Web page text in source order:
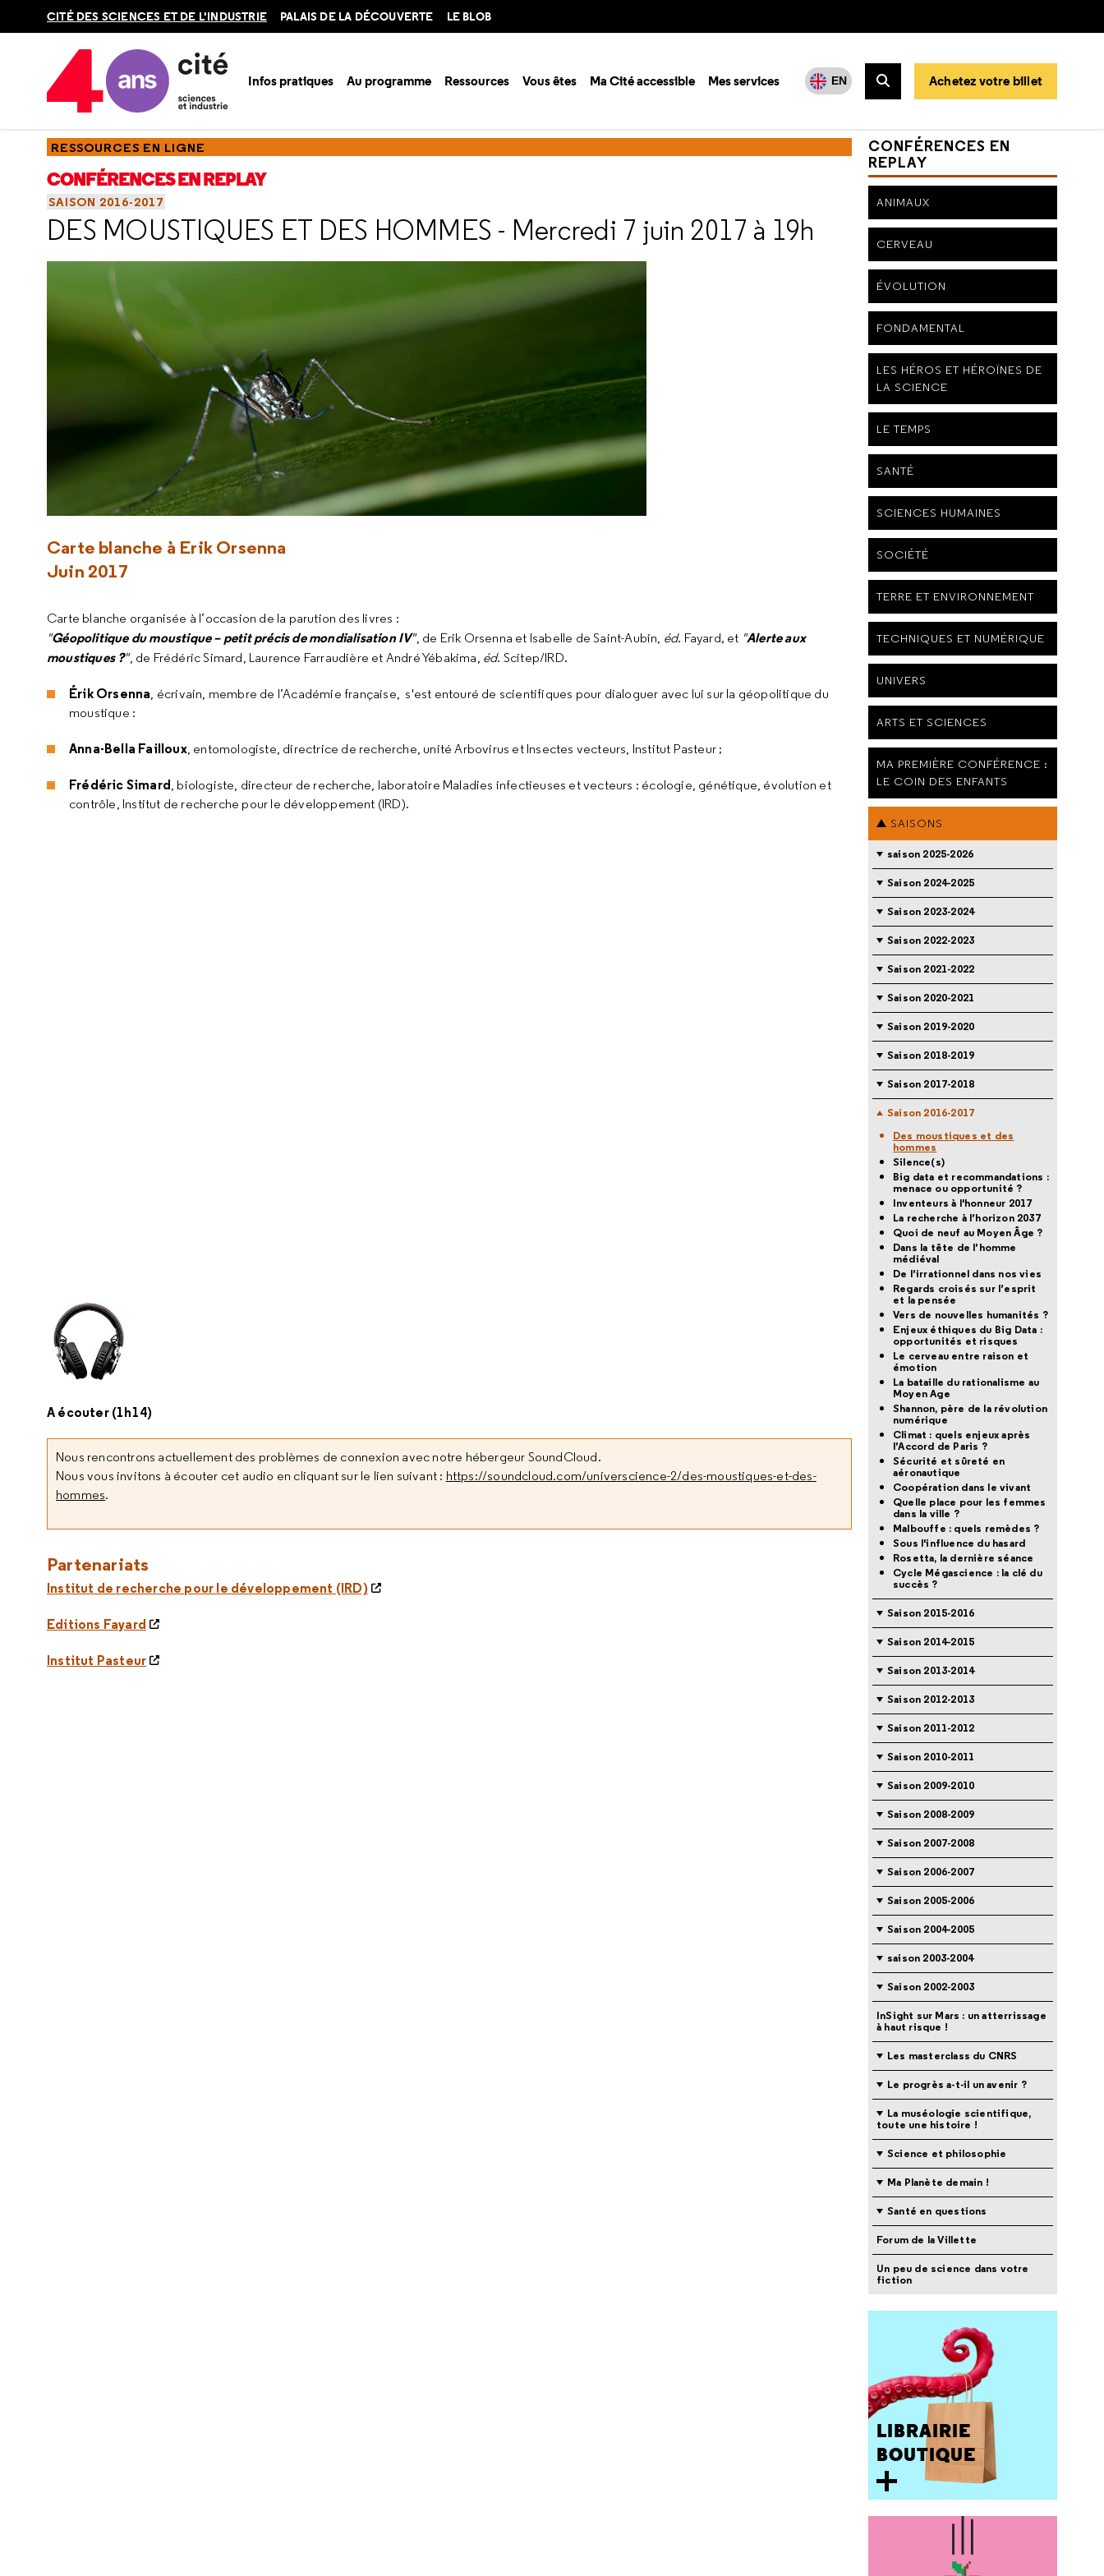
CITÉ DES SCIENCES ET DE L'INDUSTRIE PALAIS DE LA DÉCOUVERTE LE BLOB
Infos pratiques Au programme Ressources Vous êtes Ma Cité accessible Mes services EN
Rechercher
Achetez votre billet
Accueil Ressources
RESSOURCES EN LIGNE
CONFÉRENCES EN REPLAY
SAISON 2016-2017
DES MOUSTIQUES ET DES HOMMES - Mercredi 7 juin 2017 à 19h
Carte blanche à Erik Orsenna
Juin 2017
Carte blanche organisée à l’occasion de la parution des livres :
"Géopolitique du moustique – petit précis de mondialisation IV", de Erik Orsenna et Isabelle de Saint-Aubin, éd. Fayard, et "Alerte aux
moustiques ?", de Frédéric Simard, Laurence Farraudière et André Yébakima, éd. Scitep/IRD.
Érik Orsenna, écrivain, membre de l’Académie française, s'est entouré de scientifiques pour dialoguer avec lui sur la géopolitique du
moustique :
Anna-Bella Failloux, entomologiste, directrice de recherche, unité Arbovirus et Insectes vecteurs, Institut Pasteur ;
Frédéric Simard, biologiste, directeur de recherche, laboratoire Maladies infectieuses et vecteurs : écologie, génétique, évolution et
contrôle, Institut de recherche pour le développement (IRD).
A écouter (1h14)
Nous rencontrons actuellement des problèmes de connexion avec notre hébergeur SoundCloud.
Nous vous invitons à écouter cet audio en cliquant sur le lien suivant : https://soundcloud.com/universcience-2/des-moustiques-et-des-
hommes.
Partenariats
Institut de recherche pour le développement (IRD)
Editions Fayard
Institut Pasteur
CONFÉRENCES EN
REPLAY
ANIMAUX
CERVEAU
ÉVOLUTION
FONDAMENTAL
LES HÉROS ET HÉROÏNES DE
LA SCIENCE
LE TEMPS
SANTÉ
SCIENCES HUMAINES
SOCIÉTÉ
TERRE ET ENVIRONNEMENT
TECHNIQUES ET NUMÉRIQUE
UNIVERS
ARTS ET SCIENCES
MA PREMIÈRE CONFÉRENCE :
LE COIN DES ENFANTS
SAISONS
saison 2025-2026
Saison 2024-2025
Saison 2023-2024
Saison 2022-2023
Saison 2021-2022
Saison 2020-2021
Saison 2019-2020
Saison 2018-2019
Saison 2017-2018
Saison 2016-2017
Des moustiques et des
hommes
Silence(s)
Big data et recommandations :
menace ou opportunité ?
Inventeurs à l'honneur 2017
La recherche à l’horizon 2037
Quoi de neuf au Moyen Âge ?
Dans la tête de l’homme
médiéval
De l’irrationnel dans nos vies
Regards croisés sur l’esprit
et la pensée
Vers de nouvelles humanités ?
Enjeux éthiques du Big Data :
opportunités et risques
Le cerveau entre raison et
émotion
La bataille du rationalisme au
Moyen Age
Shannon, père de la révolution
numérique
Climat : quels enjeux après
l’Accord de Paris ?
Sécurité et sûreté en
aéronautique
Coopération dans le vivant
Quelle place pour les femmes
dans la ville ?
Malbouffe : quels remèdes ?
Sous l'influence du hasard
Rosetta, la dernière séance
Cycle Mégascience : la clé du
succès ?
Saison 2015-2016
Saison 2014-2015
Saison 2013-2014
Saison 2012-2013
Saison 2011-2012
Saison 2010-2011
Saison 2009-2010
Saison 2008-2009
Saison 2007-2008
Saison 2006-2007
Saison 2005-2006
Saison 2004-2005
saison 2003-2004
Saison 2002-2003
InSight sur Mars : un atterrissage
à haut risque !
Les masterclass du CNRS
Le progrès a-t-il un avenir ?
La muséologie scientifique,
toute une histoire !
Science et philosophie
Ma Planète demain !
Santé en questions
Forum de la Villette
Un peu de science dans votre
fiction
LIBRAIRIE
BOUTIQUE